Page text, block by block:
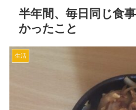
半年間、毎日同じ食
かったこと
生活